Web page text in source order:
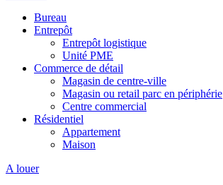
Bureau
Entrepôt
Entrepôt logistique
Unité PME
Commerce de détail
Magasin de centre-ville
Magasin ou retail parc en périphérie
Centre commercial
Résidentiel
Appartement
Maison
A louer